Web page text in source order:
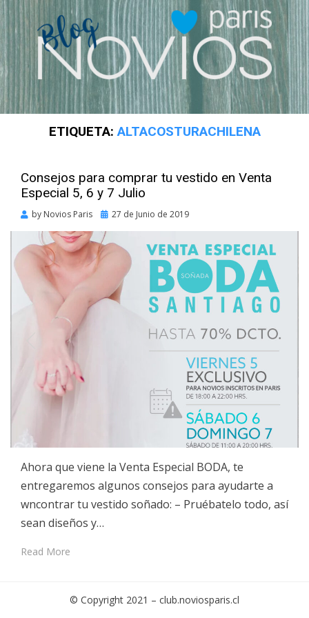
ETIQUETA:ALTACOSTURACHILENA
Consejos para comprar tu vestido en Venta
Especial 5, 6 y 7 Julio
by Novios Paris
Posted
27 de Junio de 2019
Ahora que viene la Venta Especial BODA, te
entregaremos algunos consejos para ayudarte a
wncontrar tu vestido soñado: – Pruébatelo todo, así
sean diseños y…
Read More
© Copyright 2021 – club.noviosparis.cl